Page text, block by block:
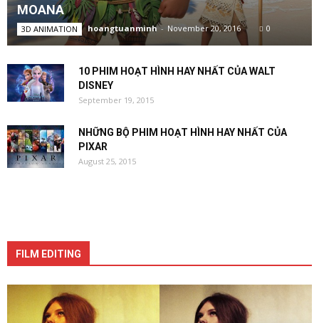
MOANA
3D ANIMATION hoangtuanminh - November 20, 2016 0
10 PHIM HOẠT HÌNH HAY NHẤT CỦA WALT
DISNEY
September 19, 2015
NHỮNG BỘ PHIM HOẠT HÌNH HAY NHẤT CỦA
PIXAR
August 25, 2015
FILM EDITING